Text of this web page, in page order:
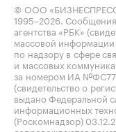
© ООО
1995–2026 .
агентства «РБК»
массовой
по надзору в сфере
и массовых
за номером ИА
(свидетельство о
выдано Федеральной
информационных
(Роскомнадзор)